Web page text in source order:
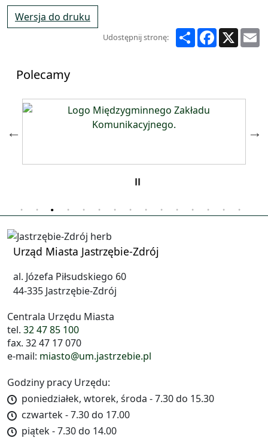
Wersja do druku
Udostępnij stronę: ShareFacebook
X
Polecamy
Urząd Miasta Jastrzębie-Zdrój
al. Józefa Piłsudskiego 60
44-335 Jastrzębie-Zdrój
Centrala Urzędu Miasta
tel. 32 47 85 100
fax. 32 47 17 070
e-mail: miasto@um.jastrzebie.pl
Godziny pracy Urzędu:
poniedziałek, wtorek, środa - 7.30 do 15.30
czwartek - 7.30 do 17.00
piątek - 7.30 do 14.00